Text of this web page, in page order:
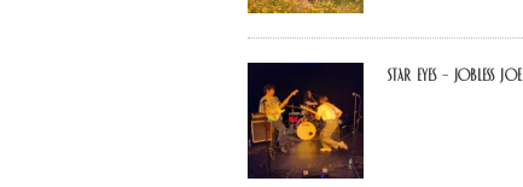
Star Eyes – Jobless Joe